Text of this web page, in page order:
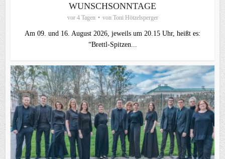
WUNSCHSONNTAGE
vor 4 Tagen von Toni Hötzelsperger
Am 09. und 16. August 2026, jeweils um 20.15 Uhr, heißt es:
“Brettl-Spitzen...